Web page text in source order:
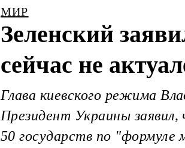
МИР
Зеленский
сейчас не
Глава киевского режима
Президент Украины
50 государств по "формуле